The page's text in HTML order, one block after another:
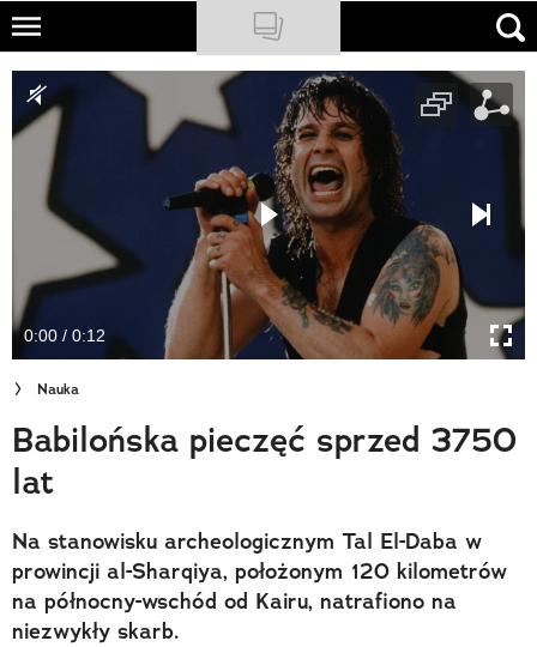
Skip
main
content
NATIONAL GEOGRAPHIC
TRAVELER
PODCASTY
Newsletter
Cuda Polski
Wielki Konkurs Fotograficzny
Trendbook Podróżniczy
Polecane
0:00 / 0:12
Nauka
Babilońska pieczęć sprzed 3750
lat
Na stanowisku archeologicznym Tal El-Daba w
prowincji al-Sharqiya, położonym 120 kilometrów
na północny-wschód od Kairu, natrafiono na
niezwykły skarb.